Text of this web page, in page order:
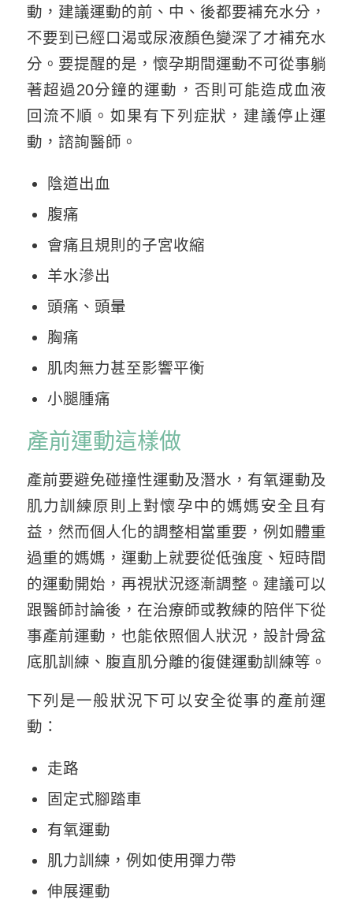
動，建議運動的前、中、後都要補充水分，
不要到已經口渴或尿液顏色變深了才補充水
分。要提醒的是，懷孕期間運動不可從事躺
著超過20分鐘的運動，否則可能造成血液
回流不順。如果有下列症狀，建議停止運
動，諮詢醫師。
陰道出血
腹痛
會痛且規則的子宮收縮
羊水滲出
頭痛、頭暈
胸痛
肌肉無力甚至影響平衡
小腿腫痛
產前運動這樣做
產前要避免碰撞性運動及潛水，有氧運動及
肌力訓練原則上對懷孕中的媽媽安全且有
益，然而個人化的調整相當重要，例如體重
過重的媽媽，運動上就要從低強度、短時間
的運動開始，再視狀況逐漸調整。建議可以
跟醫師討論後，在治療師或教練的陪伴下從
事產前運動，也能依照個人狀況，設計骨盆
底肌訓練、腹直肌分離的復健運動訓練等。
下列是一般狀況下可以安全從事的產前運
動：
走路
固定式腳踏車
有氧運動
肌力訓練，例如使用彈力帶
伸展運動